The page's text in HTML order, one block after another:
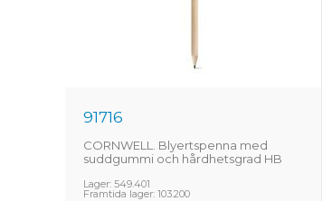
91716
CORNWELL. Blyertspenna med
suddgummi och hårdhetsgrad HB
Lager:549.401
Framtida lager:103.200